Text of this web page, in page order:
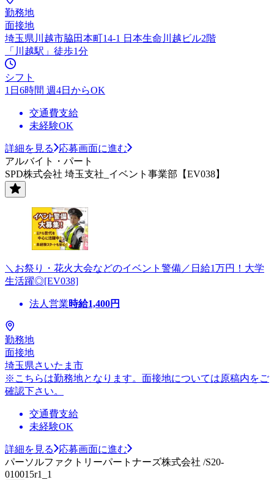
勤務地
面接地
埼玉県川越市脇田本町14-1 日本生命川越ビル2階
「川越駅」徒歩1分
シフト
1日6時間 週4日からOK
交通費支給
未経験OK
詳細を見る
応募画面に進む
アルバイト・パート
SPD株式会社 埼玉支社_イベント事業部【EV038】
＼お祭り・花火大会などのイベント警備／日給1万円！大学
生活躍◎[EV038]
法人営業時給1,400円
勤務地
面接地
埼玉県さいたま市
※こちらは勤務地となります。面接地については原稿内をご
確認下さい。
交通費支給
未経験OK
詳細を見る
応募画面に進む
パーソルファクトリーパートナーズ株式会社 /S20-
010015r1_1